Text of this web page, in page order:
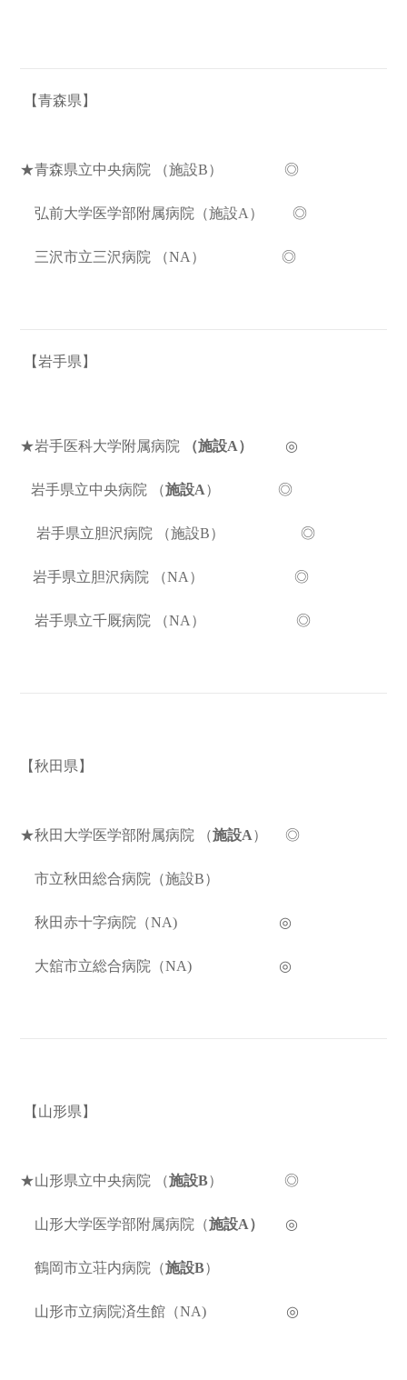
【青森県】
★青森県立中央病院 （施設B） ◎
弘前大学医学部附属病院（施設A） ◎
三沢市立三沢病院 （NA ） ◎
【岩手県】
★岩手医科大学附属病院 （施設A） ◎
岩手県立中央病院 （施設A）◎
岩手県立胆沢病院 （施設B） ◎
岩手県立胆沢病院 （NA ） ◎
岩手県立千厩病院 （NA ） ◎
【秋田県】
★秋田大学医学部附属病院 （施設A）◎
市立秋田総合病院（施設B）
秋田赤十字病院（NA) ◎
大舘市立総合病院（NA) ◎
【山形県】
★山形県立中央病院 （施設B）◎
山形大学医学部附属病院（施設A） ◎
鶴岡市立荘内病院（施設B）
山形市立病院済生館（NA) ◎